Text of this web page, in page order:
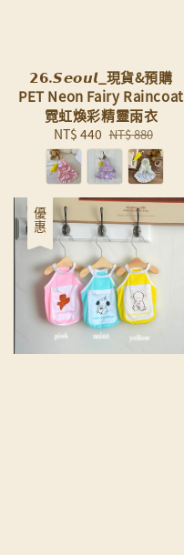
𝟮𝟲.𝙎𝙚𝙤𝙪𝙡_現貨&預購
PET Neon Fairy Raincoat
霓虹煥彩精靈雨衣
Sale
price
NT$ 440 Regular
price
NT$ 880
優惠